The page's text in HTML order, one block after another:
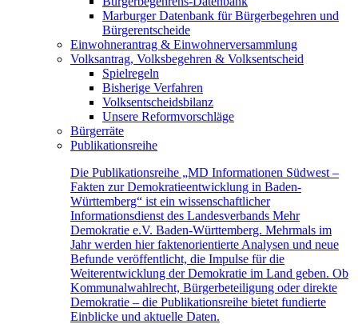
Marburger Datenbank für Bürgerbegehren und
Bürgerentscheide
Einwohnerantrag & Einwohnerversammlung
Volksantrag, Volksbegehren & Volksentscheid
Spielregeln
Bisherige Verfahren
Volksentscheidsbilanz
Unsere Reformvorschläge
Bürgerräte
Publikationsreihe
Die Publikationsreihe „MD Informationen Südwest –
Fakten zur Demokratieentwicklung in Baden-
Württemberg“ ist ein wissenschaftlicher
Informationsdienst des Landesverbands Mehr
Demokratie e.V. Baden-Württemberg. Mehrmals im
Jahr werden hier faktenorientierte Analysen und neue
Befunde veröffentlicht, die Impulse für die
Weiterentwicklung der Demokratie im Land geben. Ob
Kommunalwahlrecht, Bürgerbeteiligung oder direkte
Demokratie – die Publikationsreihe bietet fundierte
Einblicke und aktuelle Daten.